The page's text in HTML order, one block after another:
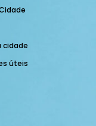
cidade
úteis